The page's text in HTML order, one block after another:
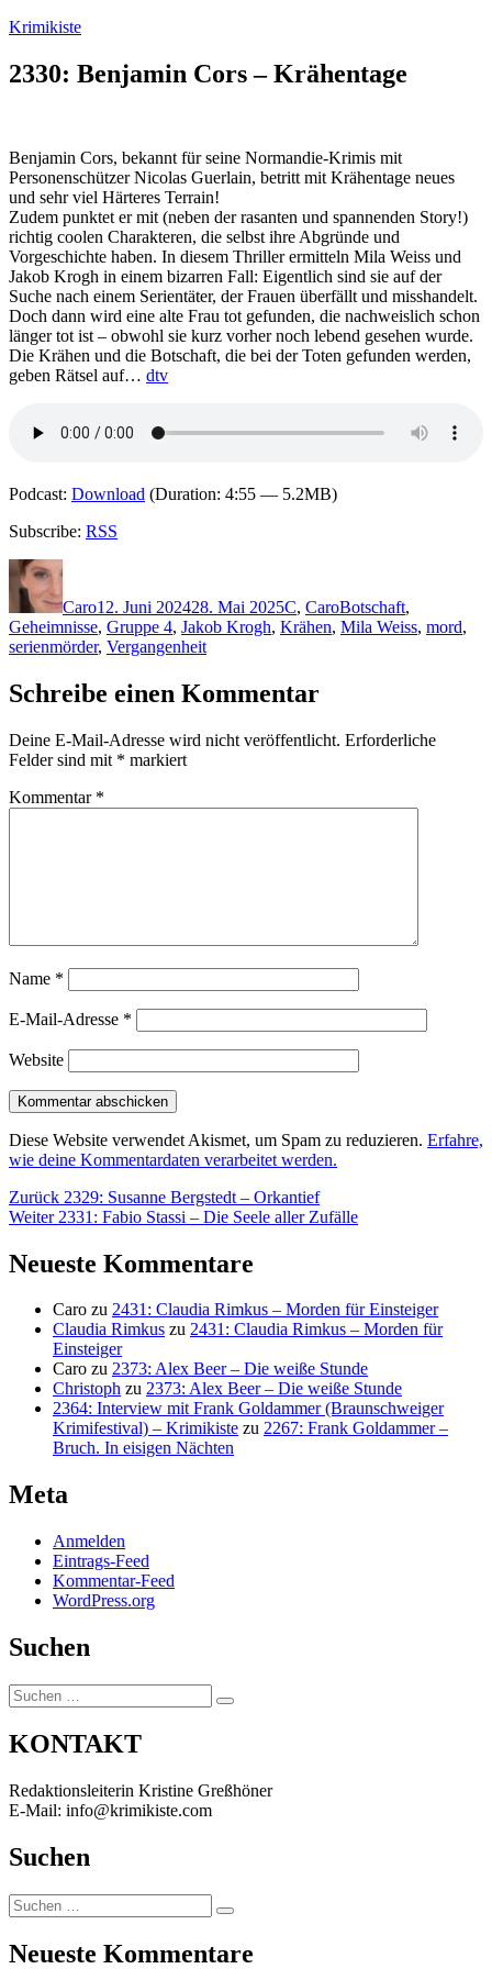
Zum
springen
Krimikiste
2330: Benjamin Cors – Krähentage
Benjamin Cors, bekannt für seine Normandie-Krimis mit
Personenschützer Nicolas Guerlain, betritt mit Krähentage neues
und sehr viel Härteres Terrain!
Zudem punktet er mit (neben der rasanten und spannenden Story!)
richtig coolen Charakteren, die selbst ihre Abgründe und
Vorgeschichte haben. In diesem Thriller ermitteln Mila Weiss und
Jakob Krogh in einem bizarren Fall: Eigentlich sind sie auf der
Suche nach einem Serientäter, der Frauen überfällt und misshandelt.
Doch dann wird eine alte Frau tot gefunden, die nachweislich schon
länger tot ist – obwohl sie kurz vorher noch lebend gesehen wurde.
Die Krähen und die Botschaft, die bei der Toten gefunden werden,
geben Rätsel auf… dtv
Podcast: Download (Duration: 4:55 — 5.2MB)
Subscribe: RSS
Autor
Caro12. Juni 202428. Mai 2025C, CaroBotschaft,
Geheimnisse, Gruppe 4, Jakob Krogh, Krähen, Mila Weiss, mord,
serienmörder, Vergangenheit
Schreibe einen Kommentar
Deine E-Mail-Adresse wird nicht veröffentlicht. Erforderliche
Felder sind mit * markiert
Kommentar *
Name *
E-Mail-Adresse *
Website
Diese Website verwendet Akismet, um Spam zu reduzieren. Erfahre,
wie deine Kommentardaten verarbeitet werden.
Beitragsnavigation
Zurück Vorheriger
Beitrag:
2329: Susanne Bergstedt – Orkantief
Weiter Nächster
2331: Fabio Stassi – Die Seele aller Zufälle
Neueste Kommentare
Caro zu 2431: Claudia Rimkus – Morden für Einsteiger
Claudia Rimkus zu 2431: Claudia Rimkus – Morden für
Einsteiger
Caro zu 2373: Alex Beer – Die weiße Stunde
Christoph zu 2373: Alex Beer – Die weiße Stunde
2364: Interview mit Frank Goldammer (Braunschweiger
Krimifestival) – Krimikiste zu 2267: Frank Goldammer –
Bruch. In eisigen Nächten
Meta
Anmelden
Eintrags-Feed
Kommentar-Feed
WordPress.org
Suchen
Suchen
nach:
Suchen
KONTAKT
Redaktionsleiterin Kristine Greßhöner
E-Mail: info@krimikiste.com
Suchen
Suchen
nach:
Suchen
Neueste Kommentare